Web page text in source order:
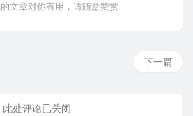
文章对你有用，请随意赞赏
下一篇
此处评论已关闭